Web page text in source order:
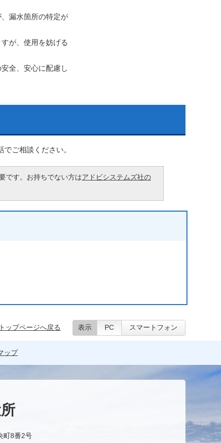
漏水箇所の特定が
が、使用を妨げる
全、安心に配慮し
ご相談ください。
です。お持ちでない方はアドビシステムズ社の
ップページへ戻る 表示 PC スマートフォン
ップ
町8番2号